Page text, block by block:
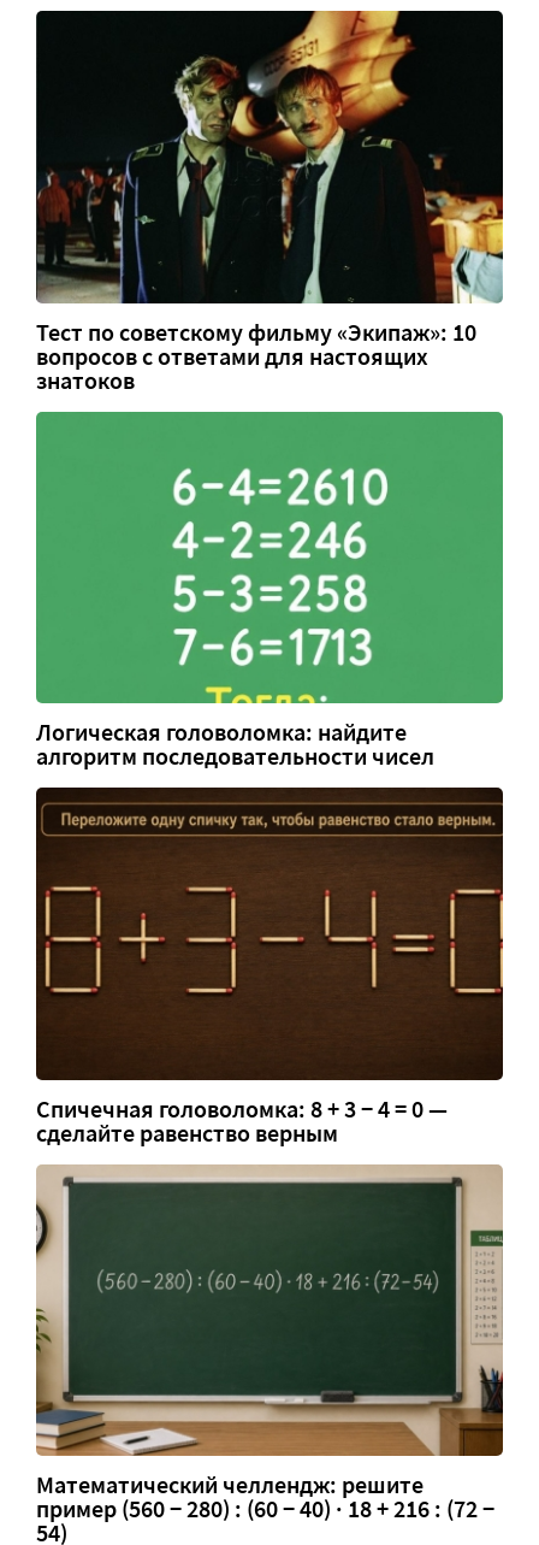
Тест по советскому фильму «Экипаж»: 10
вопросов с ответами для настоящих
знатоков
Логическая головоломка: найдите
алгоритм последовательности чисел
Спичечная головоломка: 8 + 3 − 4 = 0 —
сделайте равенство верным
Математический челлендж: решите
пример (560 − 280) : (60 − 40) · 18 + 216 : (72 −
54)